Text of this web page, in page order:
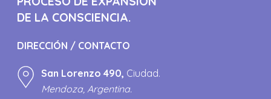
DE LA CONSCIENCIA.
DIRECCIÓN / CONTACTO
San Lorenzo 490, Ciudad.
Mendoza, Argentina.